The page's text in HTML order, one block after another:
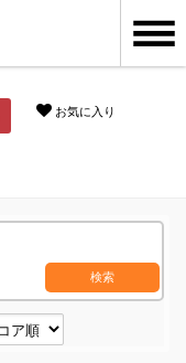
お気に入り
検索